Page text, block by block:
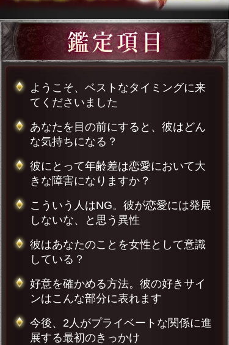
ようこそ、ベストなタイミングに来
てくださいました
あなたを目の前にすると、彼はどん
な気持ちになる？
彼にとって年齢差は恋愛において大
きな障害になりますか？
こういう人はNG。彼が恋愛には発展
しないな、と思う異性
彼はあなたのことを女性として意識
している？
好意を確かめる方法。彼の好きサイ
ンはこんな部分に表れます
今後、2人がプライベートな関係に進
展する最初のきっかけ